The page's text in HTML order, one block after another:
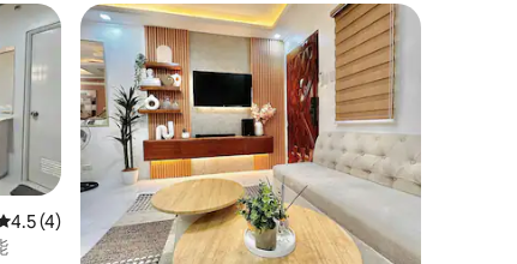
ビュー4件、5つ星中4.5つ星の平均評価
4.5 (4)